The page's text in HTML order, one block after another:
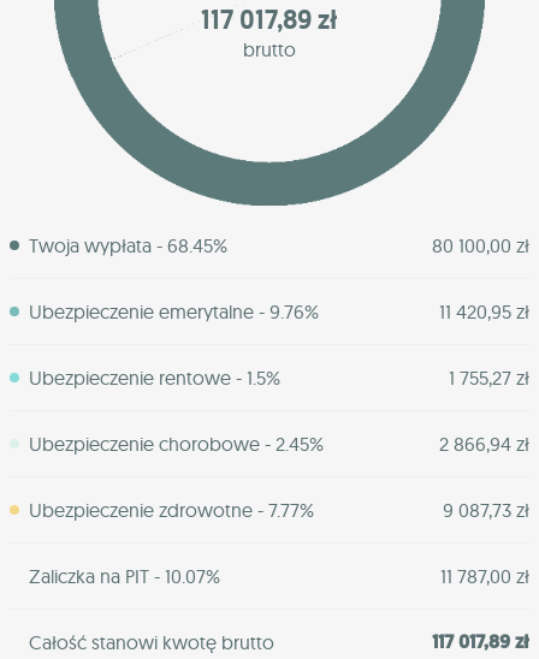
117 017,89 zł
brutto
Twoja wypłata - 68.45% 80 100,00 zł
Ubezpieczenie emerytalne - 9.76% 11 420,95 zł
Ubezpieczenie rentowe - 1.5% 1 755,27 zł
Ubezpieczenie chorobowe - 2.45% 2 866,94 zł
Ubezpieczenie zdrowotne - 7.77% 9 087,73 zł
Zaliczka na PIT - 10.07% 11 787,00 zł
Całość stanowi kwotę brutto 117 017,89 zł